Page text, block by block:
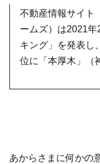
不動産情報サイト
ームズ）は2021
キング」を発表し
位に「本厚木」（
あからさまに何かの